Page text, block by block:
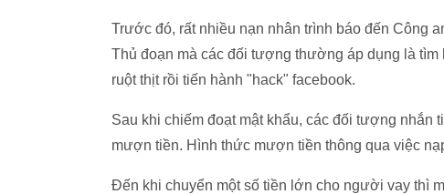
Trước đó, rất nhiều nạn nhân trình báo đến Công
Thủ đoạn mà các đối tượng thường áp dụng là
ruột thịt rồi tiến hành "hack" facebook.
Sau khi chiếm đoạt mật khẩu, các đối tượng nhắn
mượn tiền. Hình thức mượn tiền thông qua việc
Đến khi chuyển một số tiền lớn cho người vay thì